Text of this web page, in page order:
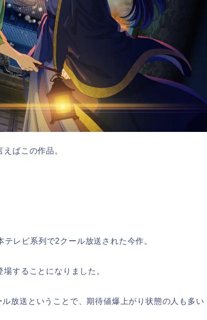
ばこの作品。
レビ系列で2クール放送された今作。
することになりました。
放送ということで、期待値爆上がり状態の人も多い